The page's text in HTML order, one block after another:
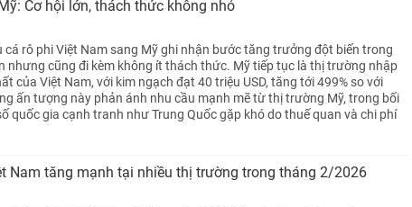
Cơ hội lớn, thách thức không nhỏ
cá rô phi Việt Nam sang Mỹ ghi nhận bước tăng trưởng đột biến trong
nhưng cũng đi kèm không ít thách thức. Mỹ tiếp tục là thị trường nhập
của Việt Nam, với kim ngạch đạt 40 triệu USD, tăng tới 499% so với
ấn tượng này phản ánh nhu cầu mạnh mẽ từ thị trường Mỹ, trong bối
quốc gia cạnh tranh như Trung Quốc gặp khó do thuế quan và chi phí
Nam tăng mạnh tại nhiều thị trường trong tháng 2/2026